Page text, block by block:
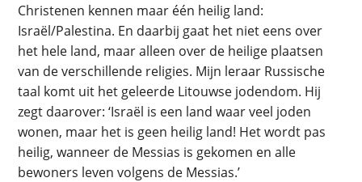
Christenen kennen maar één heilig land:
Israël/Palestina. En daarbij gaat het niet eens over
het hele land, maar alleen over de heilige plaatsen
van de verschillende religies. Mijn leraar Russische
taal komt uit het geleerde Litouwse jodendom. Hij
zegt daarover: ‘Israël is een land waar veel joden
wonen, maar het is geen heilig land! Het wordt pas
heilig, wanneer de Messias is gekomen en alle
bewoners leven volgens de Messias.’